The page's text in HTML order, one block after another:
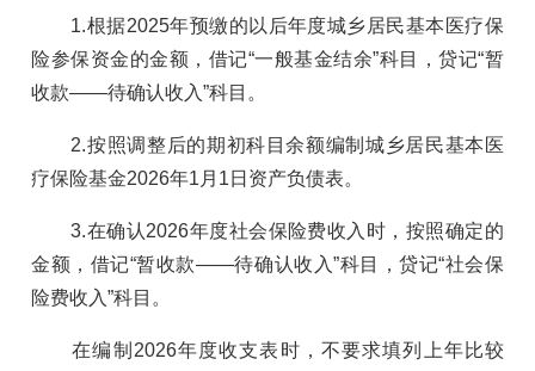
1.根据2025年预缴的以后年度城乡居民基本医疗保
险参保资金的金额，借记“一般基金结余”科目，贷记“暂
收款——待确认收入”科目。
2.按照调整后的期初科目余额编制城乡居民基本医
疗保险基金2026年1月1日资产负债表。
3.在确认2026年度社会保险费收入时，按照确定的
金额，借记“暂收款——待确认收入”科目，贷记“社会保
险费收入”科目。
在编制2026年度收支表时，不要求填列上年比较